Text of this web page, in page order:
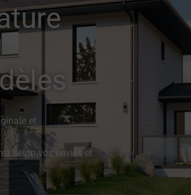
et
selon vos envies et